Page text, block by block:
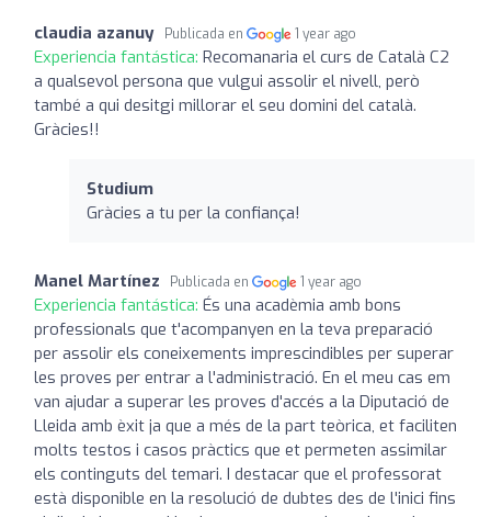
claudia azanuy Publicada en 1 year ago
Experiencia fantástica: Recomanaria el curs de Català C2
a qualsevol persona que vulgui assolir el nivell, però
també a qui desitgi millorar el seu domini del català.
Gràcies!!
Studium
Gràcies a tu per la confiança!
Manel Martínez Publicada en 1 year ago
Experiencia fantástica: És una acadèmia amb bons
professionals que t'acompanyen en la teva preparació
per assolir els coneixements imprescindibles per superar
les proves per entrar a l'administració. En el meu cas em
van ajudar a superar les proves d'accés a la Diputació de
Lleida amb èxit ja que a més de la part teòrica, et faciliten
molts testos i casos pràctics que et permeten assimilar
els continguts del temari. I destacar que el professorat
està disponible en la resolució de dubtes des de l'inici fins